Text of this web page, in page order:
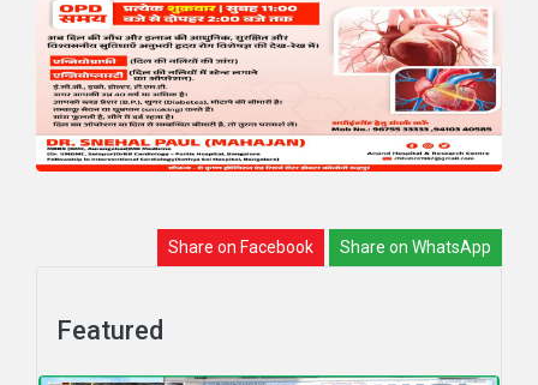
Share on Facebook Share on WhatsApp
Featured